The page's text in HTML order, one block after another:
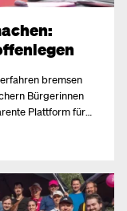
bremsen
Bürgerinnen
Plattform für